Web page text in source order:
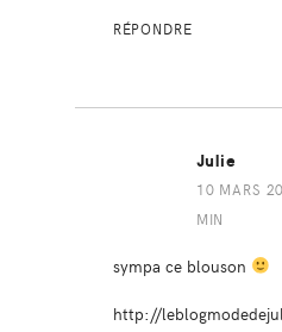
RÉPONDRE
Julie
10 MARS
MIN
sympa ce blouson
http://